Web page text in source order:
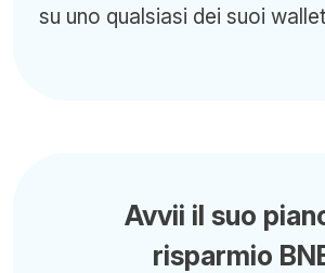
su uno qualsiasi dei suoi
Avvii il suo
risparmio